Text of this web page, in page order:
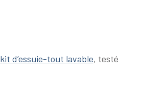
kit d’essuie-tout lavable, testé